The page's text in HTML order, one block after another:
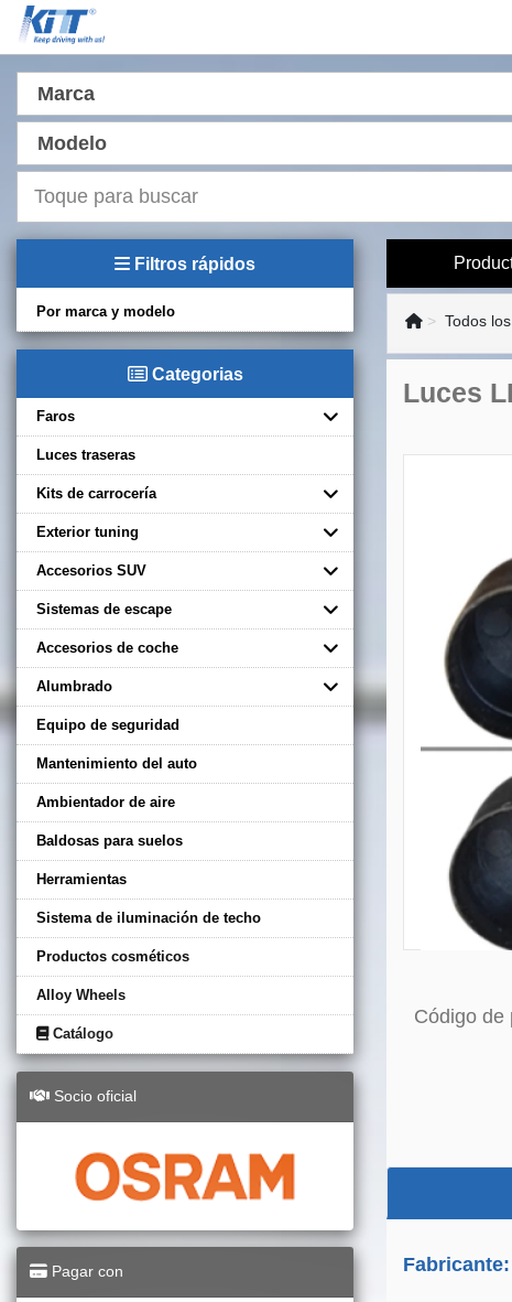
Marca
Modelo
Filtros rápidos
Por marca y modelo
Categorias
Faros
Luces traseras
Kits de carrocería
Exterior tuning
Accesorios SUV
Sistemas de escape
Accesorios de coche
Alumbrado
Equipo de seguridad
Mantenimiento del auto
Ambientador de aire
Baldosas para suelos
Herramientas
Sistema de iluminación de techo
Productos cosméticos
Alloy Wheels
Catálogo
Socio oficial
Pagar con
Todos
Luces
Código de